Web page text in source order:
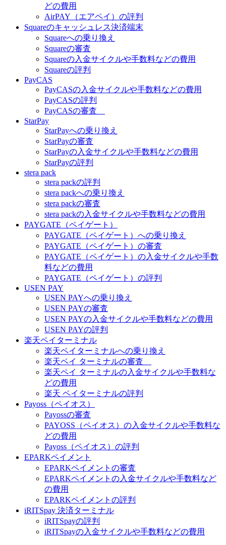
どの費用
AirPAY（エアペイ）の評判
Squareのキャッシュレス決済端末
Squareへの乗り換え
Squareの審査
Squareの入金サイクルや手数料などの費用
Squareの評判
PayCAS
PayCASの入金サイクルや手数料などの費用
PayCASの評判
PayCASの審査
StarPay
StarPayへの乗り換え
StarPayの審査
StarPayの入金サイクルや手数料などの費用
StarPayの評判
stera pack
stera packの評判
stera packへの乗り換え
stera packの審査
stera packの入金サイクルや手数料などの費用
PAYGATE（ペイゲート）
PAYGATE（ペイゲート）への乗り換え
PAYGATE（ペイゲート）の審査
PAYGATE（ペイゲート）の入金サイクルや手数
料などの費用
PAYGATE（ペイゲート）の評判
USEN PAY
USEN PAYへの乗り換え
USEN PAYの審査
USEN PAYの入金サイクルや手数料などの費用
USEN PAYの評判
楽天ペイターミナル
楽天ペイターミナルへの乗り換え
楽天ペイ ターミナルの審査
楽天ペイ ターミナルの入金サイクルや手数料な
どの費用
楽天 ペイターミナルの評判
Payoss（ペイオス）
Payossの審査
PAYOSS（ペイオス）の入金サイクルや手数料な
どの費用
Payoss（ペイオス）の評判
EPARKペイメント
EPARKペイメントの審査
EPARKペイメントの入金サイクルや手数料など
の費用
EPARKペイメントの評判
iRITSpay 決済ターミナル
iRITSpayの評判
iRITSpayの入金サイクルや手数料などの費用